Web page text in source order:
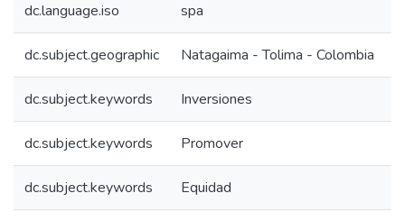
dc.language.iso spa
dc.subject.geographic Natagaima - Tolima - Colombia
dc.subject.keywords Inversiones
dc.subject.keywords Promover
dc.subject.keywords Equidad